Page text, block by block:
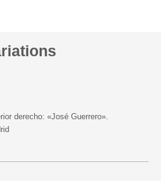
derecho: «José Guerrero».